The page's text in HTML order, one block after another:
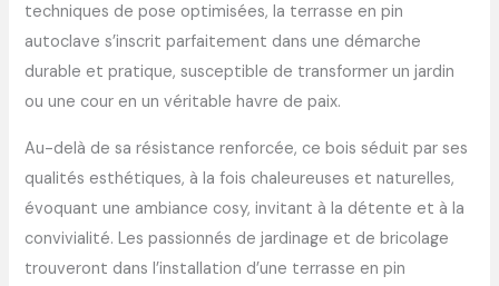
techniques de pose optimisées, la terrasse en pin
autoclave s’inscrit parfaitement dans une démarche
durable et pratique, susceptible de transformer un jardin
ou une cour en un véritable havre de paix.
Au-delà de sa résistance renforcée, ce bois séduit par ses
qualités esthétiques, à la fois chaleureuses et naturelles,
évoquant une ambiance cosy, invitant à la détente et à la
convivialité. Les passionnés de jardinage et de bricolage
trouveront dans l’installation d’une terrasse en pin